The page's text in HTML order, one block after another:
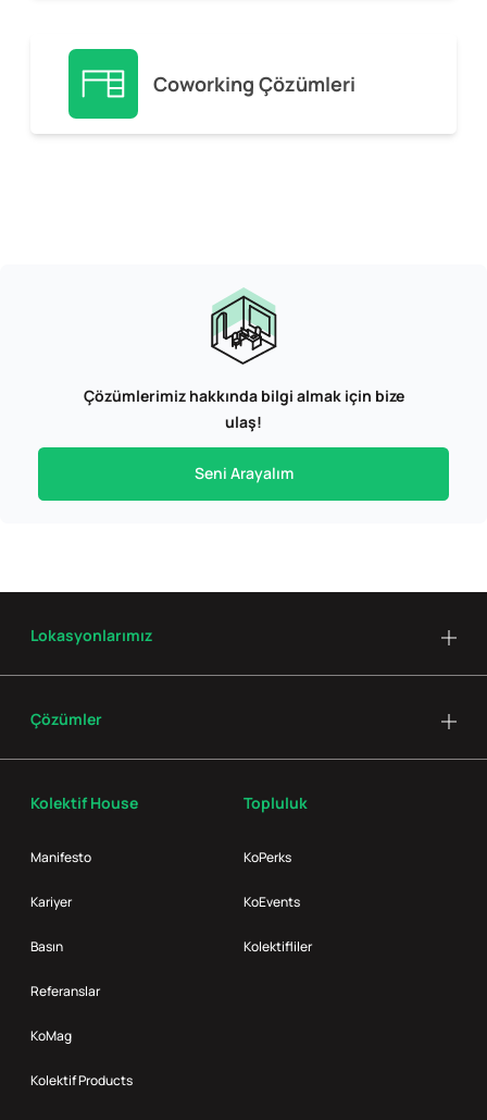
Coworking Çözümleri
Çözümlerimiz hakkında bilgi almak için bize
ulaş!
Seni Arayalım
Kolektif House
Manifesto
Kariyer
Basın
Referanslar
KoMag
Kolektif Products
Topluluk
KoPerks
KoEvents
Kolektifliler
Lokasyonlarımız
Çözümler